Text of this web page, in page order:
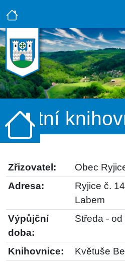
Místní
Zřizovatel:
Obec
Adresa:
Ryjice č.
Labem
Výpůjční
doba:
Středa -
Knihovnice:
Květuše